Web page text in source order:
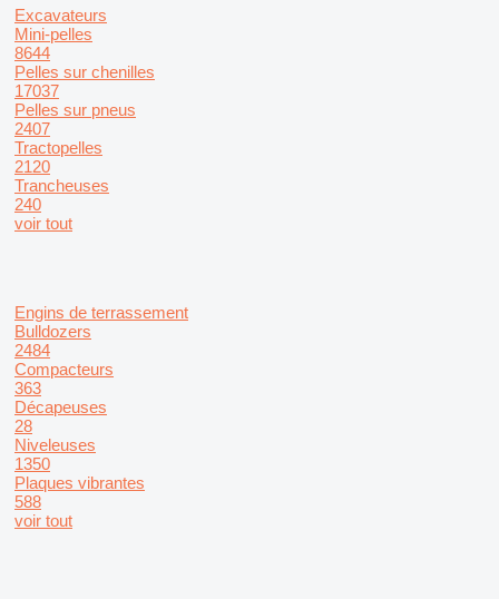
Excavateurs
Mini-pelles
8644
Pelles sur chenilles
17037
Pelles sur pneus
2407
Tractopelles
2120
Trancheuses
240
voir tout
Engins de terrassement
Bulldozers
2484
Compacteurs
363
Décapeuses
28
Niveleuses
1350
Plaques vibrantes
588
voir tout